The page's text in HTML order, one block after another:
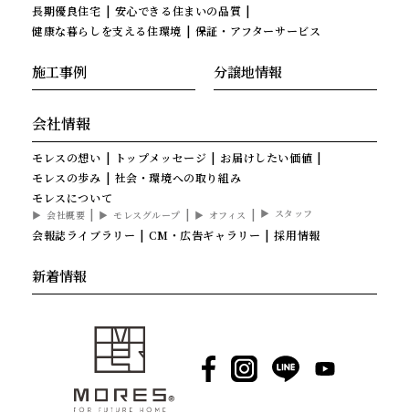
長期優良住宅
安心できる住まいの品質
健康な暮らしを支える住環境
保証・アフターサービス
施工事例 分譲地情報
会社情報
モレスの想い トップメッセージ
お届けしたい価値
モレスの歩み
社会・環境への取り組み
モレスについて
会社概要 モレスグループ オフィス スタッフ
会報誌ライブラリー CM・広告ギャラリー 採用情報
新着情報
Facebook
Instagram
LINE YouTube